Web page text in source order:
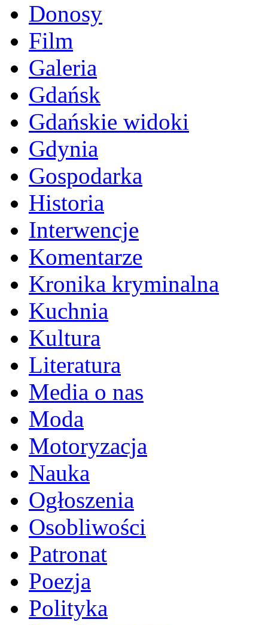
Donosy
Film
Galeria
Gdańsk
Gdańskie widoki
Gdynia
Gospodarka
Historia
Interwencje
Komentarze
Kronika kryminalna
Kuchnia
Kultura
Literatura
Media o nas
Moda
Motoryzacja
Nauka
Ogłoszenia
Osobliwości
Patronat
Poezja
Polityka